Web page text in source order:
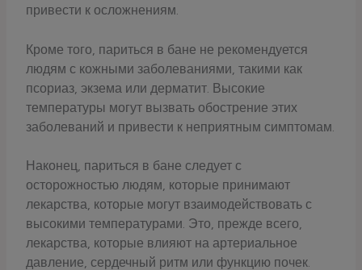
привести к осложнениям.
Кроме того, париться в бане не рекомендуется
людям с кожными заболеваниями, такими как
псориаз, экзема или дерматит. Высокие
температуры могут вызвать обострение этих
заболеваний и привести к неприятным симптомам.
Наконец, париться в бане следует с
осторожностью людям, которые принимают
лекарства, которые могут взаимодействовать с
высокими температурами. Это, прежде всего,
лекарства, которые влияют на артериальное
давление, сердечный ритм или функцию почек.